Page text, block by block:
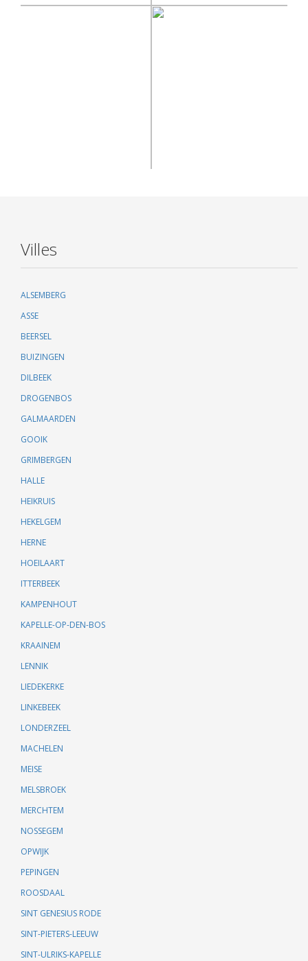
Villes
ALSEMBERG
ASSE
BEERSEL
BUIZINGEN
DILBEEK
DROGENBOS
GALMAARDEN
GOOIK
GRIMBERGEN
HALLE
HEIKRUIS
HEKELGEM
HERNE
HOEILAART
ITTERBEEK
KAMPENHOUT
KAPELLE-OP-DEN-BOS
KRAAINEM
LENNIK
LIEDEKERKE
LINKEBEEK
LONDERZEEL
MACHELEN
MEISE
MELSBROEK
MERCHTEM
NOSSEGEM
OPWIJK
PEPINGEN
ROOSDAAL
SINT GENESIUS RODE
SINT-PIETERS-LEEUW
SINT-ULRIKS-KAPELLE